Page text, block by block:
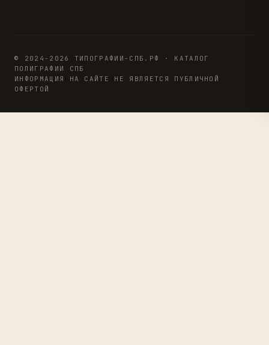
© 2024-2026 ТИПОГРАФИИ-СПБ.РФ · КАТАЛОГ
ПОЛИГРАФИИ СПБ
ИНФОРМАЦИЯ НА САЙТЕ НЕ ЯВЛЯЕТСЯ ПУБЛИЧНОЙ
ОФЕРТОЙ